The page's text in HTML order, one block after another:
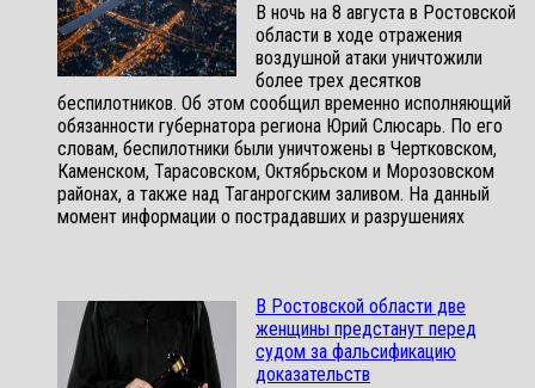
В ночь на 8 августа в Ростовской
области в ходе отражения
воздушной атаки уничтожили
более трех десятков
беспилотников. Об этом сообщил временно исполняющий
обязанности губернатора региона Юрий Слюсарь. По его
словам, беспилотники были уничтожены в Чертковском,
Каменском, Тарасовском, Октябрьском и Морозовском
районах, а также над Таганрогским заливом. На данный
момент информации о пострадавших и разрушениях
В Ростовской области две
женщины предстанут перед
судом за фальсификацию
доказательств